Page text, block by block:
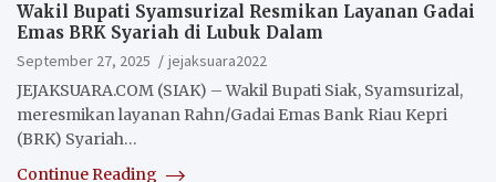
Wakil Bupati Syamsurizal Resmikan Layanan Gadai
Emas BRK Syariah di Lubuk Dalam
September 27, 2025
jejaksuara2022
JEJAKSUARA.COM (SIAK) – Wakil Bupati Siak, Syamsurizal,
meresmikan layanan Rahn/Gadai Emas Bank Riau Kepri
(BRK) Syariah…
Continue Reading